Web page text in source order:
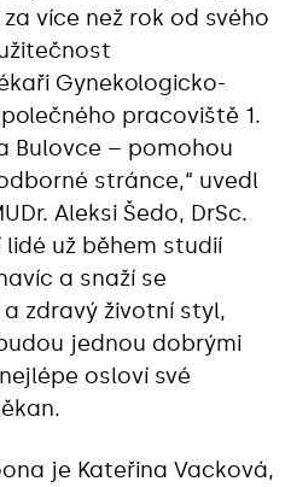
více než rok od svého
Gynekologicko-
pracoviště 1.
Bulovce – pomohou
stránce,“ uvedl
Aleksi Šedo, DrSc.
už během studií
a snaží se
zdravý životní styl,
jednou dobrými
osloví své
je Kateřina Vacková,